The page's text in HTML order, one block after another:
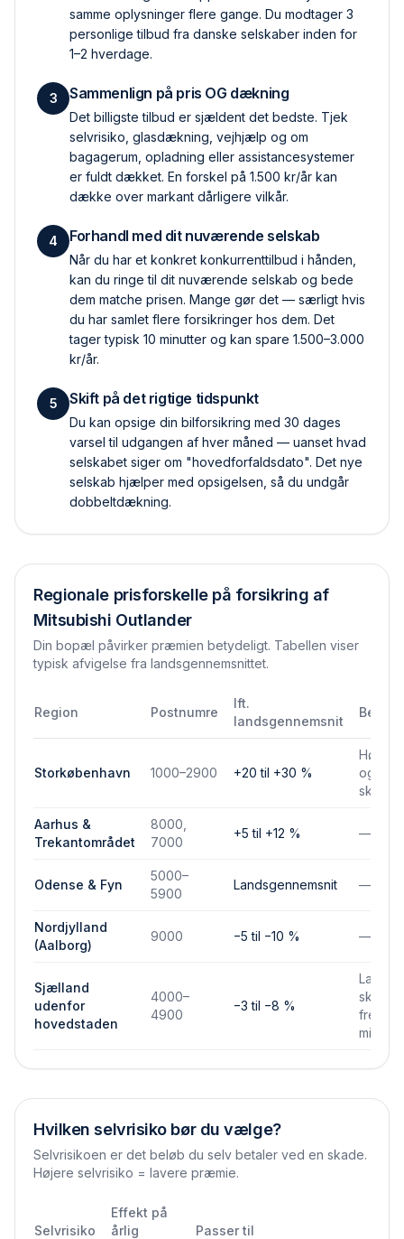
samme oplysninger flere gange. Du modtager 3
personlige tilbud fra danske selskaber inden for
1–2 hverdage.
3 Sammenlign på pris OG dækning
Det billigste tilbud er sjældent det bedste. Tjek
selvrisiko, glas­dækning, vejhjælp og om
bagagerum, opladning eller assistance­systemer
er fuldt dækket. En forskel på 1.500 kr/år kan
dække over markant dårligere vilkår.
4 Forhandl med dit nuværende selskab
Når du har et konkret konkurrent­tilbud i hånden,
kan du ringe til dit nuværende selskab og bede
dem matche prisen. Mange gør det — særligt hvis
du har samlet flere forsikringer hos dem. Det
tager typisk 10 minutter og kan spare 1.500–3.000
kr/år.
5 Skift på det rigtige tidspunkt
Du kan opsige din bilforsikring med 30 dages
varsel til udgangen af hver måned — uanset hvad
selskabet siger om "hovedforfaldsdato". Det nye
selskab hjælper med opsigelsen, så du undgår
dobbelt­dækning.
Regionale prisforskelle på forsikring af
Mitsubishi Outlander
Din bopæl påvirker præmien betydeligt. Tabellen viser
typisk afvigelse fra landsgennemsnittet.
Region Postnumre
Ift.
landsgennemsnit
Storkøbenhavn 1000–2900 +20 til +30 %
Højere
og
Aarhus &
Trekantområdet
8000,
7000
+5 til +12 % —
Odense & Fyn
5000–
5900
Landsgennemsnit —
Nordjylland
(Aalborg)
9000 −5 til −10 % —
Sjælland
udenfor
hovedstaden
4000–
4900
−3 til −8 %
Lavere
mindre
Hvilken selvrisiko bør du vælge?
Selvrisikoen er det beløb du selv betaler ved en skade.
Højere selvrisiko = lavere præmie.
Selvrisiko
Effekt på
årlig
Passer til